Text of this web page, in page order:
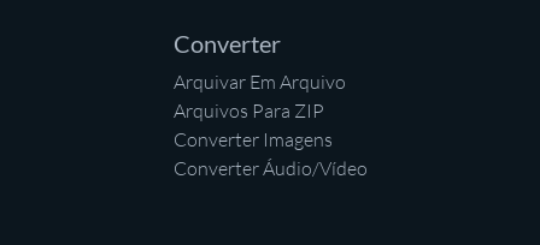
Converter
Arquivar Em Arquivo
Arquivos Para ZIP
Converter Imagens
Converter Áudio/Vídeo